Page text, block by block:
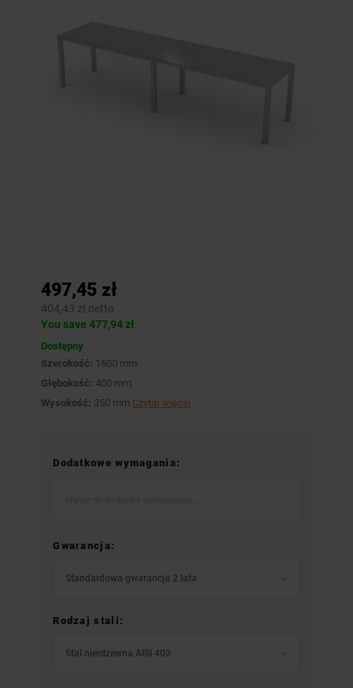
497,45 zł
404,43 zł netto
You save 477,94 zł
Dostępny
Szerokość: 1600 mm
Głębokość: 400 mm
Wysokość: 350 mm Czytaj więcej
Dodatkowe wymagania:
Gwarancja:
Standardowa gwarancja 2 lata
Rodzaj stali:
Stal nierdzewna AISI 403